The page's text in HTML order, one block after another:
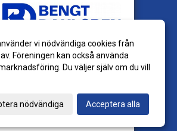
vi nödvändiga cookies från
Föreningen kan också använda
Du väljer själv om du vill
nödvändiga Acceptera alla